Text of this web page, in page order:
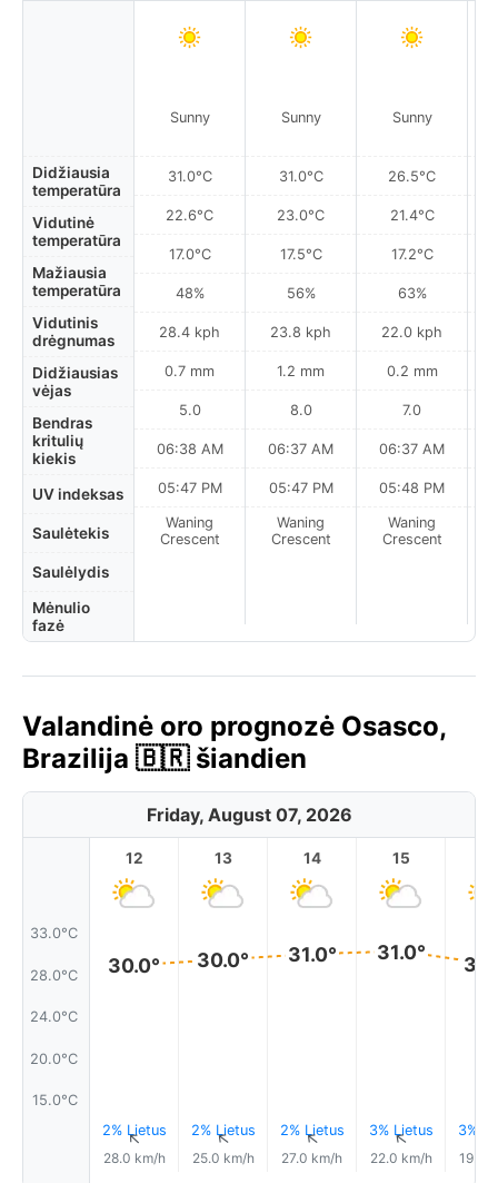
Didžiausia
temperatūra
Vidutinė
temperatūra
Mažiausia
temperatūra
Vidutinis
drėgnumas
Didžiausias
vėjas
Bendras
kritulių
kiekis
UV indeksas
Saulėtekis
Saulėlydis
Mėnulio
fazė
Sunny
31.0°C
22.6°C
17.0°C
48%
28.4 kph
0.7 mm
5.0
06:38 AM
05:47 PM
Waning
Crescent
Sunny
31.0°C
23.0°C
17.5°C
56%
23.8 kph
1.2 mm
8.0
06:37 AM
05:47 PM
Waning
Crescent
Sunny
26.5°C
21.4°C
17.2°C
63%
22.0 kph
0.2 mm
7.0
06:37 AM
05:48 PM
Waning
Crescent
Valandinė oro prognozė Osasco,
Brazilija 🇧🇷 šiandien
Friday, August 07, 2026
33.0°C
28.0°C
24.0°C
20.0°C
15.0°C
12
30.0°
2% Lietus
↑
28.0 km/h
13
30.0°
2% Lietus
↑
25.0 km/h
14
31.0°
2% Lietus
↑
27.0 km/h
15
31.0°
3% Lietus
↑
22.0 km/h
3%
19.0